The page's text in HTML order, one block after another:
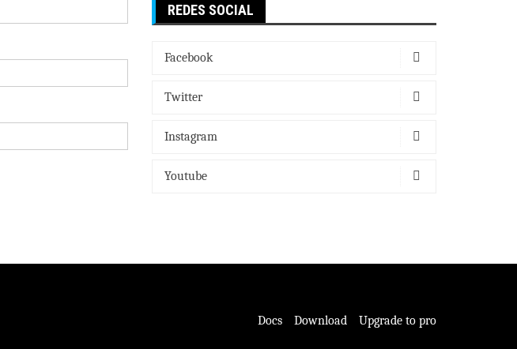
REDES SOCIAL
Facebook
Twitter
Instagram
Youtube
Docs Download Upgrade to pro